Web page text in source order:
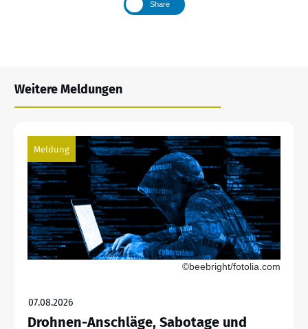
Share
Weitere Meldungen
Meldung
©beebright/fotolia.com
07.08.2026
Drohnen-Anschläge, Sabotage und